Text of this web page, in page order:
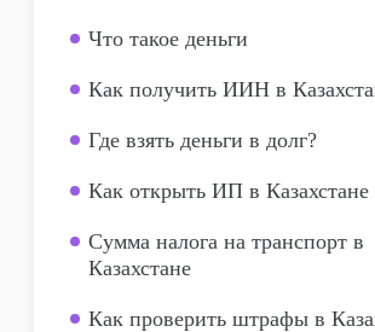
Что такое деньги
Как получить ИИН в
Где взять деньги в долг?
Как открыть ИП в Казахстане
Сумма налога на транспорт в
Казахстане
Как проверить штрафы в